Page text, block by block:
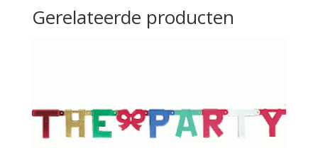
Gerelateerde producten